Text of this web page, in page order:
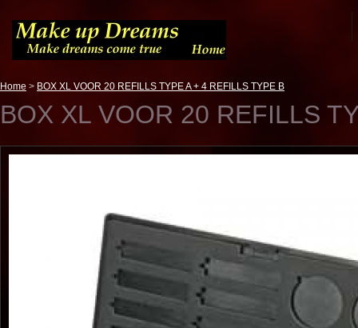
Home > BOX XL VOOR 20 REFILLS TYPE A + 4 REFILLS TYPE B
BOX XL VOOR 20 REFILLS